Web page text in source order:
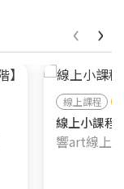
線上課程
線上小課
響art線上
‹ ›